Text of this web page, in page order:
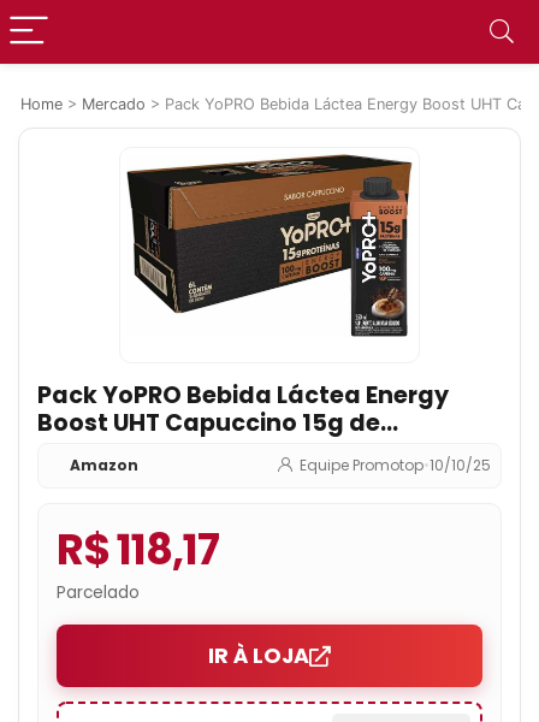
Home > Mercado > Pack YoPRO Bebida Láctea Energy Boost UHT
Pack YoPRO Bebida Láctea Energy
Boost UHT Capuccino 15g de
Proteínas 250ml – 24 Unidades
Amazon Equipe Promotop•10/10/25
R$ 118,17
Parcelado
IR À LOJA